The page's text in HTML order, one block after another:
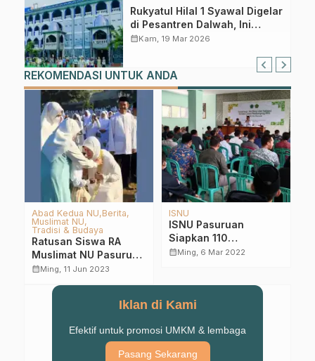
Rukyatul Hilal 1 Syawal Digelar
di Pesantren Dalwah, Ini
Prediksi LFNU Pasuruan
calendar_monthKam, 19 Mar 2026
REKOMENDASI UNTUK ANDA
LPBINU
HSN 2018: Santri
Pasuruan Bersama
LPBI NU Belajar Wast
Water Manajemen
calendar_monthKam, 18 Okt 2018
GP Ansor NU
Tradisi & Budaya
Melalui Majelis Dzikir
& Sholawat, Ansor
Pasuruan Perkuat
Iklan di Kami
Efektif untuk promosi UMKM & lembaga
Pasang Sekarang